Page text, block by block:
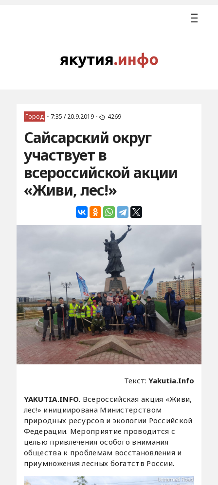
Город • 7:35 / 20.9.2019 • 4269
Сайсарский округ
участвует в
всероссийской акции
«Живи, лес!»
Текст:Yakutia.Info
YAKUTIA.INFO. Всероссийская акция «Живи,
лес!» инициирована Министерством
природных ресурсов и экологии Российской
Федерации. Мероприятие проводится с
целью привлечения особого внимания
общества к проблемам восстановления и
приумножения лесных богатств России.